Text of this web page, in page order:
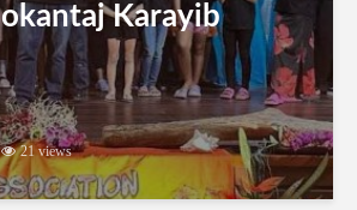
Karayib
21 views